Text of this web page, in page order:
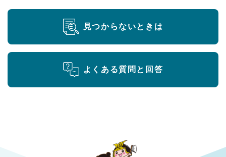
見つからないときは
よくある質問と回答